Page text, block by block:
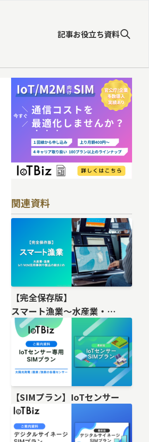
記事お役立ち資料
関連資料
【完全保存版】
スマート漁業〜水産業・
漁業IoT/M2M活用事例や製品の総
【SIMプラン】IoTセンサー